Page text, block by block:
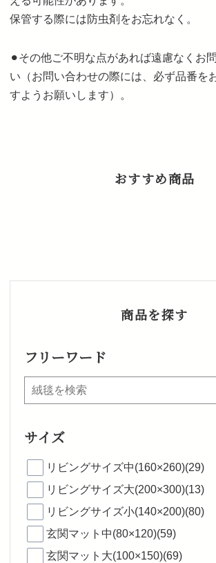
保管する際には防虫剤をお忘れなく。
⚫︎その他ご不明な点があれば遠慮なくお
い（お問い合わせの際には、必ず品番を
すようお願いします）。
おすすめ商品
商品を探す
フリーワード
サイズ
リビングサイズ中(160×260)(29)
リビングサイズ大(200×300)(13)
リビングサイズ小(140×200)(80)
玄関マット中(80×120)(59)
玄関マット大(100×150)(69)